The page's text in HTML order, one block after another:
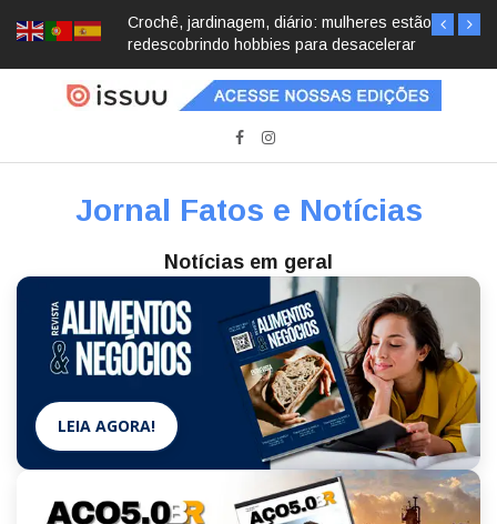
Crochê, jardinagem, diário: mulheres estão
redescobrindo hobbies para desacelerar
Jornal Fatos e Notícias
Notícias em geral
LEIA AGORA!